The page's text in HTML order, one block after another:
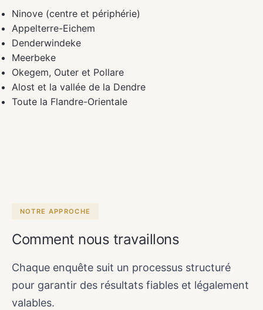
Ninove (centre et périphérie)
Appelterre-Eichem
Denderwindeke
Meerbeke
Okegem, Outer et Pollare
Alost et la vallée de la Dendre
Toute la Flandre-Orientale
NOTRE APPROCHE
Comment nous travaillons
Chaque enquête suit un processus structuré
pour garantir des résultats fiables et légalement
valables.